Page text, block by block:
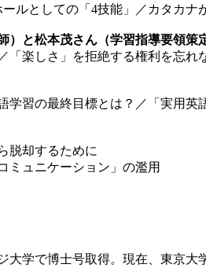
ルとしての「4技能」／カタカ
と松本茂さん（学習指導要領策
楽しさ」を拒絶する権利を忘
学習の最終目標とは？／「実用
脱却するために
ミュニケーション」の濫用
大学で博士号取得。現在、東京